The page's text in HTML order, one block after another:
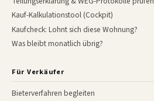
Kauf-Kalkulationstool (Cockpit)
Kaufcheck: Lohnt sich diese Wohnung?
Was bleibt monatlich übrig?
Für Verkäufer
Bieterverfahren begleiten